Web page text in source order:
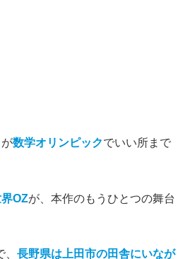
数学オリンピックでいい所まで
OZが、本作のもうひとつの舞台
長野県は上田市の田舎にいなが